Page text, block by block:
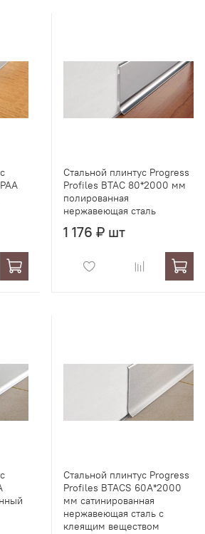
Стальной плинтус Progress
Profiles BTAC 80*2000 мм
полированная
нержавеющая сталь
1 176 ₽ шт
Стальной плинтус Progress
Profiles BTACS 60А*2000
мм сатинированная
нержавеющая сталь с
клеящим веществом